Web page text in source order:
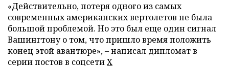
«Действительно, потеря одного из самых
современных американских вертолетов не была
большой проблемой. Но это был еще один сигнал
Вашингтону о том, что пришло время положить
конец этой авантюре», – написал дипломат в
серии постов в соцсетиХ